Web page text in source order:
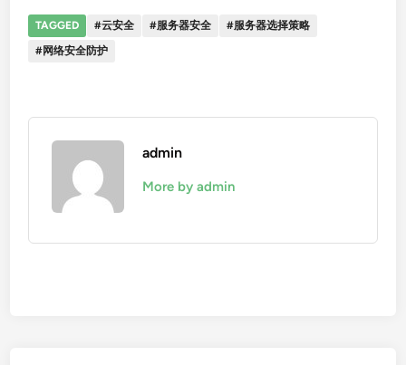
TAGGED #云安全 #服务器安全
#服务器选择策略
#网络安全防护
admin
More by admin